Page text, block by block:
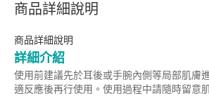
商品詳細說明
商品詳細說明
詳細介紹
使用前建議先於耳後或手腕內側等局部肌膚
適反應後再行使用。使用過程中請隨時留意